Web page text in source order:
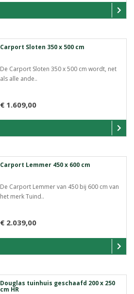
Carport Sloten 350 x 500 cm
De Carport Sloten 350 x 500 cm wordt, net
als alle ande..
€ 1.609,00
Carport Lemmer 450 x 600 cm
De Carport Lemmer van 450 bij 600 cm van
het merk Tuind..
€ 2.039,00
Douglas tuinhuis geschaafd 200 x 250
cm HR